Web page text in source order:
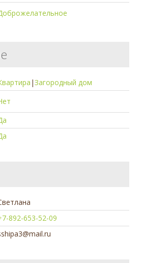
|Загородный дом
892-653-52-09